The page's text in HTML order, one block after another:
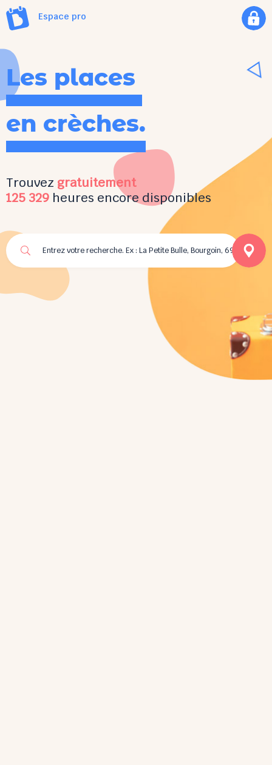
Espace pro
Les places
en crèches.
Trouvez gratuitement
125 329 heures encore disponibles